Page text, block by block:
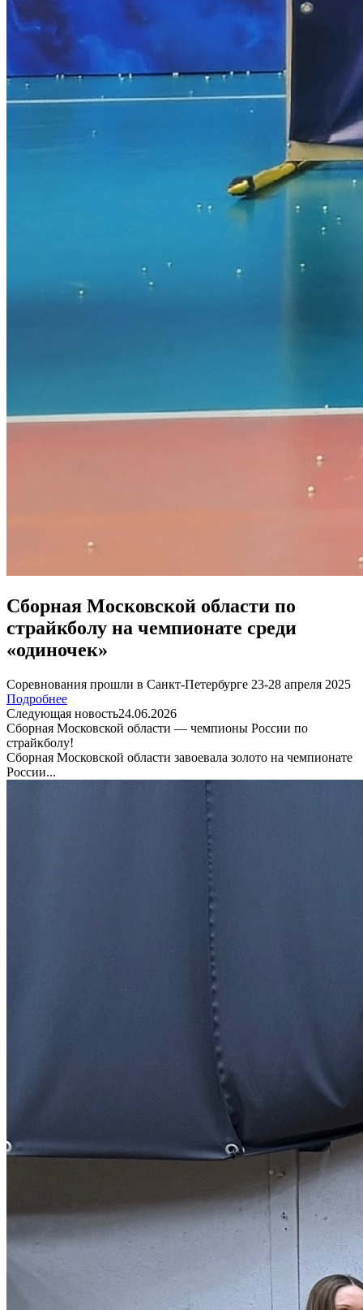
Сборная Московской области по
страйкболу на чемпионате среди
«одиночек»
Соревнования прошли в Санкт-Петербурге 23-28 апреля 2025
Подробнее
Следующая новость24.06.2026
Сборная Московской области — чемпионы России по
страйкболу!
Сборная Московской области завоевала золото на чемпионате
России...